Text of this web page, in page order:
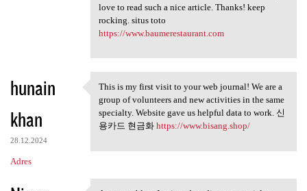
love to read such a nice article. Thanks! keep
rocking. situs toto
https://www.baumerestaurant.com
hunain
khan
28.12.2024
Adres
This is my first visit to
This is my first visit to your web journal! We are a
group of volunteers and new activities in the same
specialty. Website gave us helpful data to work. 신
용카드 현금화 https://www.bisang.shop/